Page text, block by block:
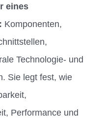
eines
Komponenten,
Technologie- und
Sie legt fest, wie
Performance und